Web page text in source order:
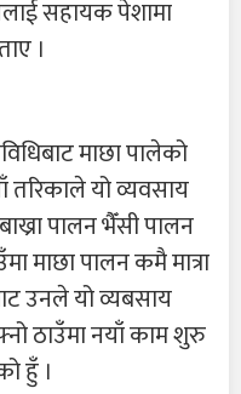
सहायक पेशामा
।
माछा पालेको
यो व्यवसाय
पालन भैँसी पालन
माछा पालन कमै मात्रा
उनले यो व्यबसाय
ठाउँमा नयाँ काम शुरु
हुँ ।